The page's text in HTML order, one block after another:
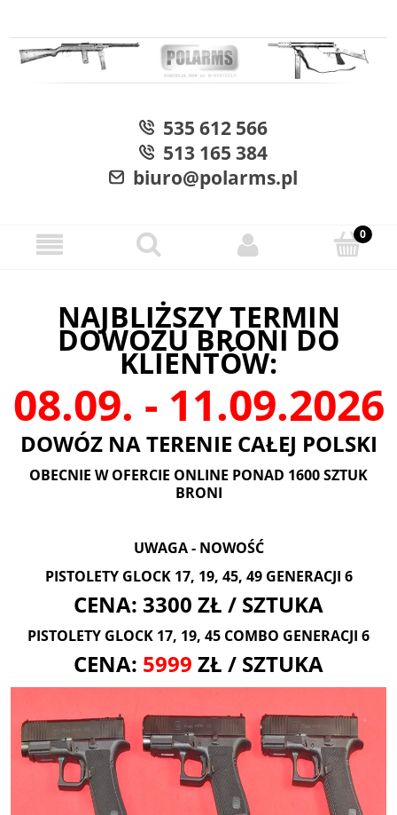
535 612 566
513 165 384
biuro@polarms.pl
NAJBLIŻSZY TERMIN
DOWOZU BRONI DO
KLIENTÓW:
08.09. - 11.09.2026
DOWÓZ NA TERENIE CAŁEJ POLSKI
OBECNIE W OFERCIE ONLINE PONAD 1600 SZTUK
BRONI
UWAGA - NOWOŚĆ
PISTOLETY GLOCK 17, 19, 45, 49 GENERACJI 6
CENA: 3300 ZŁ / SZTUKA
PISTOLETY GLOCK 17, 19, 45 COMBO GENERACJI 6
CENA: 5999 ZŁ / SZTUKA